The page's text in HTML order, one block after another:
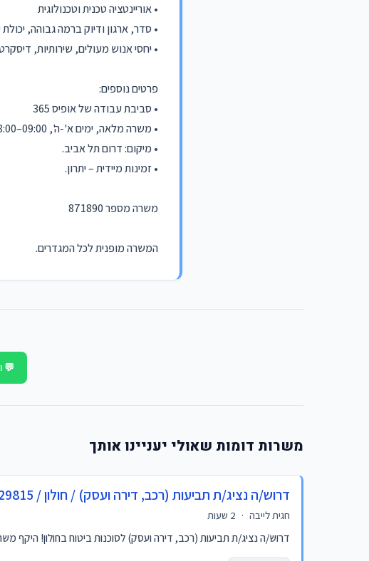
• אוריינטציה טכנית וטכנולוגית
• סדר, ארגון ודיוק ברמה גבוהה,
• יחסי אנוש מעולים, שירותיות,
פרטים נוספים:
• סביבת עבודה של אופיס 365
• משרה מלאה, ימים א'-ה', 09:00–18:00.
• מיקום: דרום תל אביב.
• זמינות מיידית – יתרון.
משרה מספר 871890
המשרה מופנית לכל המגדרים.
💬
משרות דומות שאולי יעניינו אותך
דרוש/ה נציג/ת תביעות (רכב, דירה ועסק) / חולון / 1029815
חגית לייבה ·
דרוש/ה נציג/ת תביעות (רכב, דירה ועסק) לסוכנות ביטוח בחולון! היקף משרה: משרה מלאה ימים א'-ה' 08:30-17:00 +שישי